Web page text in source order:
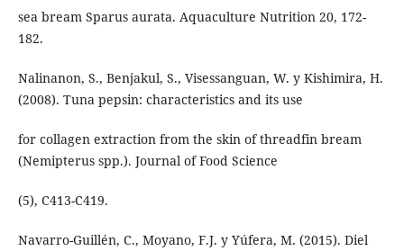
sea bream Sparus aurata. Aquaculture Nutrition 20, 172-
182.
Nalinanon, S., Benjakul, S., Visessanguan, W. y Kishimira, H.
(2008). Tuna pepsin: characteristics and its use
for collagen extraction from the skin of threadfin bream
(Nemipterus spp.). Journal of Food Science
(5), C413-C419.
Navarro-Guillén, C., Moyano, F.J. y Yúfera, M. (2015). Diel